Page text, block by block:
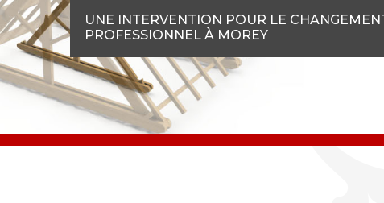
UNE INTERVENTION POUR LE
PROFESSIONNEL À MOREY